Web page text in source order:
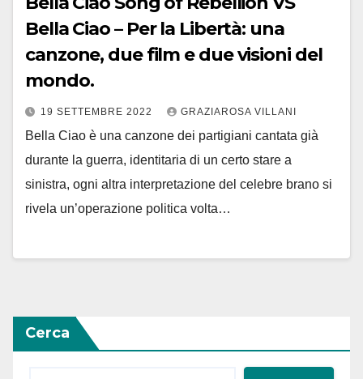
Bella Ciao – Per la Libertà: una
canzone, due film e due visioni del
mondo.
19 SETTEMBRE 2022 GRAZIAROSA VILLANI
Bella Ciao è una canzone dei partigiani cantata già
durante la guerra, identitaria di un certo stare a
sinistra, ogni altra interpretazione del celebre brano si
rivela un’operazione politica volta…
Cerca